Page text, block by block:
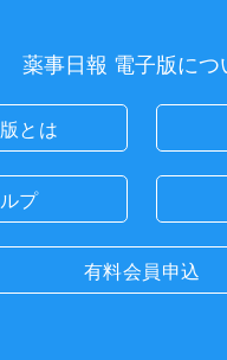
薬事日報 電子版につ
とは
プ
有料会員申込